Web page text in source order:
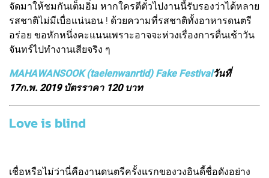
จัดมาให้ชมกันเต็มอิ่ม หากใครตีตั๋วไปงานนี้รับรองว่าได้หลาย
รสชาติไม่มีเบื่อแน่นอน ! ด้วยความที่รสชาติทั้งอาหารดนตรี
อร่อย ขอหักหนึ่งคะแนนเพราะอาจจะห่วงเรื่องการตื่นเช้าวัน
จันทร์ไปทำงานเสียจริง ๆ
MAHAWANSOOK (taelenwanrtid) Fake Festivalวันที่
17ก.พ. 2019 บัตรราคา 120 บาท
Love is blind
เชื่อหรือไม่ว่านี่คืองานดนตรีครั้งแรกของวงอินดี้ชื่อดังอย่าง